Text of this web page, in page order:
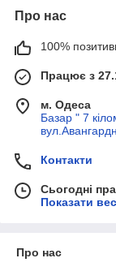
Про нас
100%
Працює з
м. Одеса
Базар " 7
Контакти
Сьогодні
Показати
Про нас